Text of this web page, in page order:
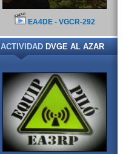
EA4DE - VGCR-292
ACTIVIDADDVGE AL AZAR